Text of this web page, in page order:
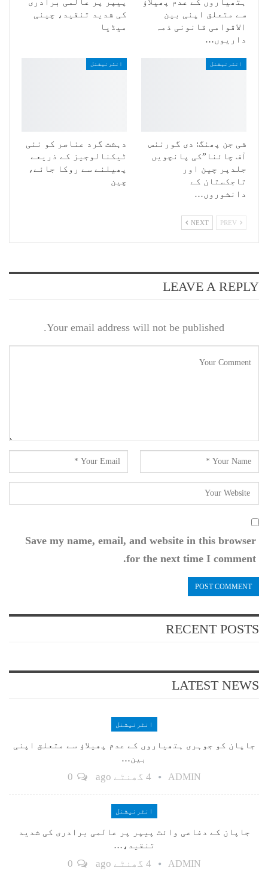
سے متعلق اپنی بین
الاقوامی قانونی ذمہ
داریوں…
کی شدید تنقید، چینی
میڈیا
انٹرنیشنل
شی جن پھنگ: دی گورننس
آف چائنا”کی پانچویں
جلدپر چین اور
تاجکستان کے
دانشوروں…
انٹرنیشنل
دہشت گرد عناصر کو نئی
ٹیکنالوجیز کے ذریعے
پھیلنے سے روکا جائے،
چین
NEXT
LEAVE A REPLY
Your email address will not be published.
Save my name, email, and website in this browser
for the next time I comment.
RECENT POSTS
LATEST NEWS
انٹرنیشنل
جاپان کو جوہری ہتھیاروں کے عدم پھیلاؤ سے متعلق اپنی
بین…
ADMIN 4 گھنٹے ago
انٹرنیشنل
جاپان کے دفاعی وائٹ پیپر پر عالمی برادری کی شدید
تنقید،…
ADMIN 4 گھنٹے ago